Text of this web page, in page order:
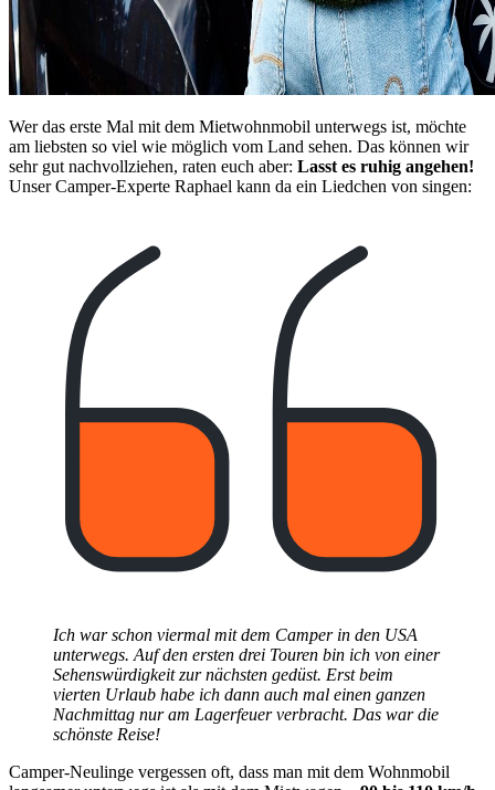
Wer das erste Mal mit dem Mietwohnmobil unterwegs ist, möchte
am liebsten so viel wie möglich vom Land sehen. Das können wir
sehr gut nachvollziehen, raten euch aber: Lasst es ruhig angehen!
Unser Camper-Experte Raphael kann da ein Liedchen von singen:
Ich war schon viermal mit dem Camper in den USA
unterwegs. Auf den ersten drei Touren bin ich von einer
Sehenswürdigkeit zur nächsten gedüst. Erst beim
vierten Urlaub habe ich dann auch mal einen ganzen
Nachmittag nur am Lagerfeuer verbracht. Das war die
schönste Reise!
Camper-Neulinge vergessen oft, dass man mit dem Wohnmobil